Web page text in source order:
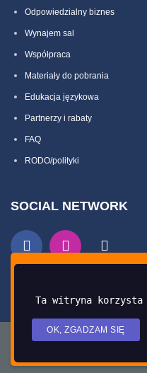
użytkownika.
Moje ustawienia
Odpowiedzialny biznes
Wynajem sal
Współpraca
Materiały do pobrania
Edukacja językowa
Partnerzy i rabaty
FAQ
RODO/polityki
SOCIAL NETWORK
Ta witryna
OK, ZGADZAM SIĘ